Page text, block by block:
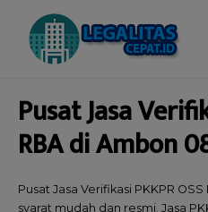
Pusat Jasa
RBA di Ambon
Pusat Jasa Verifikasi PKKPR
syarat mudah dan resmi. Jasa